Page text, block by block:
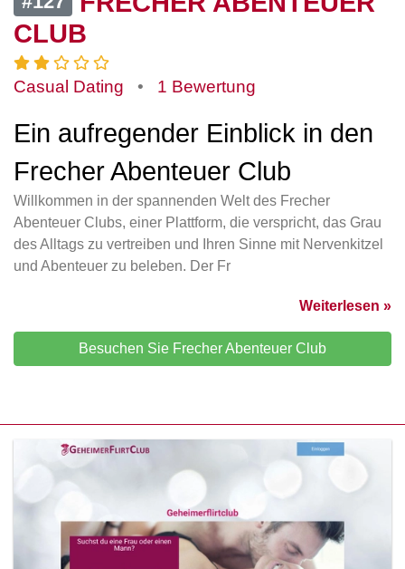
CLUB
Casual Dating • 1 Bewertung
Ein aufregender Einblick in den
Frecher Abenteuer Club
Willkommen in der spannenden Welt des Frecher
Abenteuer Clubs, einer Plattform, die verspricht, das Grau
des Alltags zu vertreiben und Ihren Sinne mit Nervenkitzel
und Abenteuer zu beleben. Der Fr
Weiterlesen »
Besuchen Sie Frecher Abenteuer Club